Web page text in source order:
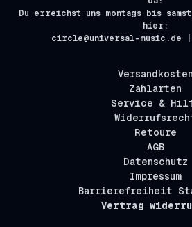
Du erreichst uns montags bis
hier:
circle@universal-music.de |
Versandkosten
Zahlarten
Service &
Retoure
AGB
Datenschutz
Impressum
Barrierefreiheit
Vertrag